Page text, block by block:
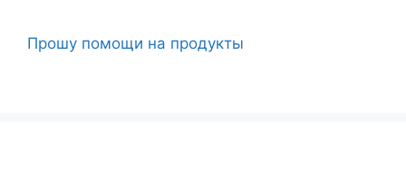
Прошу помощи на продукты